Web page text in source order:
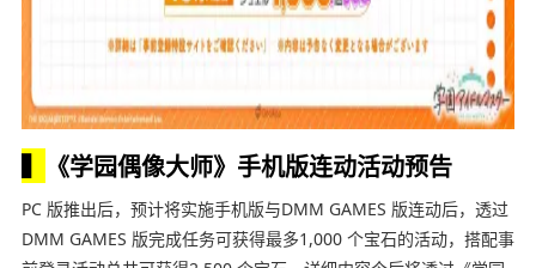
▍ 《学园偶像大师》手机版连动活动预告
PC 版推出后，预计将实施手机版与DMM GAMES 版连动后，透过
DMM GAMES 版完成任务可获得最多1,000 个宝石的活动，搭配事